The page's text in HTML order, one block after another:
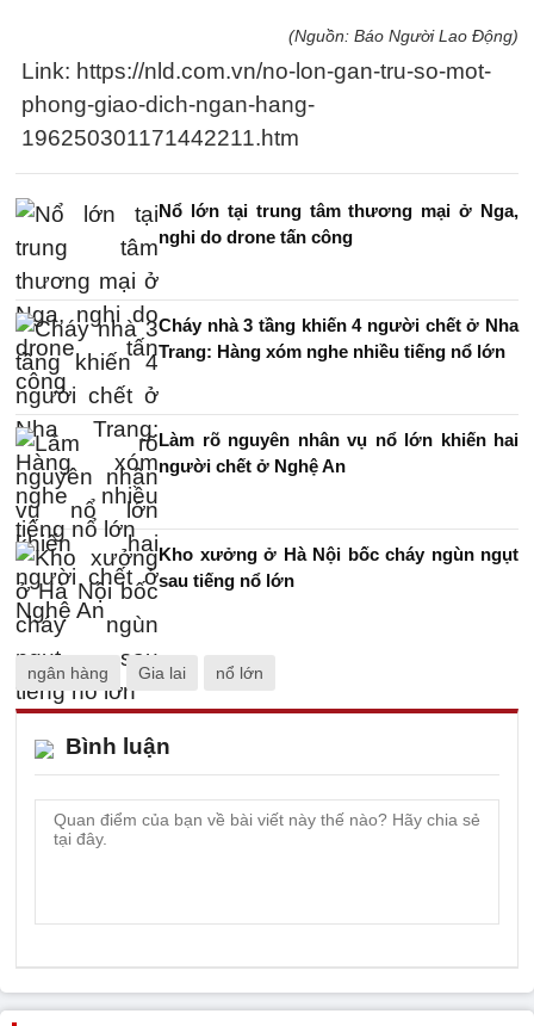
(Nguồn: Báo Người Lao Động)
Link: https://nld.com.vn/no-lon-gan-tru-so-mot-
phong-giao-dich-ngan-hang-
196250301171442211.htm
Nổ lớn tại trung tâm thương mại ở Nga,
nghi do drone tấn công
Cháy nhà 3 tầng khiến 4 người chết ở Nha
Trang: Hàng xóm nghe nhiều tiếng nổ lớn
Làm rõ nguyên nhân vụ nổ lớn khiến hai
người chết ở Nghệ An
Kho xưởng ở Hà Nội bốc cháy ngùn ngụt
sau tiếng nổ lớn
ngân hàng Gia lai nổ lớn
Bình luận